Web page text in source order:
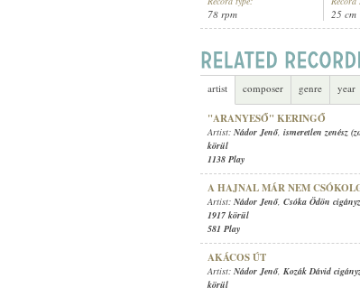
78 rpm 25 cm
artist composer genre year
"ARANYESŐ" KERINGŐ
Artist: Nádor Jenő, ismeretlen zenész
körül
1138 Play
A HAJNAL MÁR NEM
Artist: Nádor Jenő, Csóka Ödön
1917 körül
581 Play
AKÁCOS ÚT
Artist: Nádor Jenő, Kozák Dávid
körül